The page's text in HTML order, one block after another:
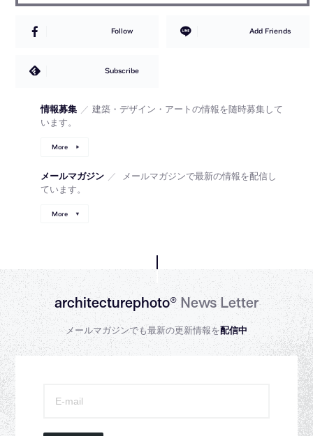
Follow Add Friends
Subscribe
情報募集 ／ 建築・デザイン・アートの情報を随時募集して
います。
More
メールマガジン ／
メールマガジンで最新の情報を配信し
ています。
More
architecturephoto®News Letter
メールマガジンでも最新の更新情報を配信中